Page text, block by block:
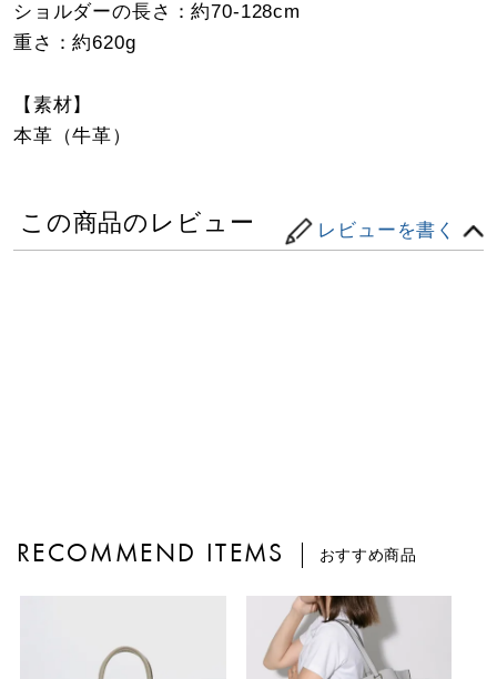
ショルダーの長さ：約70-128cm
重さ：約620g
【素材】
本革（牛革）
この商品のレビュー レビューを書く
RECOMMEND ITEMS おすすめ商品